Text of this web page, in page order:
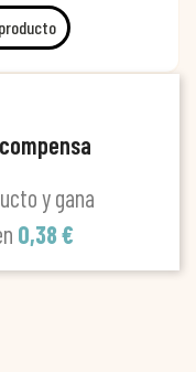
y gana
0,38 €